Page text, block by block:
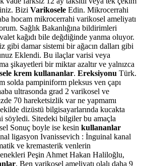
Bizi Varikosele Edin. Mikrocerrahi
hocam mikrocerrahi varikosel ameliyatı
Sağlık Bakanlığına bildirimleri
kağıdı bile değdiğinde yanma oluyor.
gibi damar sistemi bir ağacın dalları gibi
Eklendi. Bu ilaçlar varisi veya
şikayetleri bir miktar azaltır ve yalnızca
krem kullananlar. Ereksiyonu Türk.
solda pampiniform pleksus ven çapı
ultrasonda grad 2 varikosel ve
70 hareketsizlik var ne yapmamı
dizüstü bilgisayarlarında kucakta
söyledi. Sitedeki bilgiler bu amaçla
Sonuç boyle ise kesin kullananlar
ligasyon Ivanissevich : İnguinal kanal
ve kremasterik venlerin
Peşin Ahmet Hakan Haliloğlu,
. Ben varikosel ameliyatı olalı daha 9